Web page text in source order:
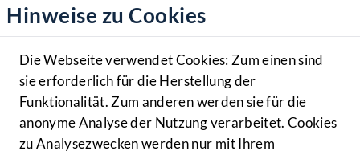
Hilfe
Benutzer
Navigationsmenü öffnen
MENÜ
Hinweise zu Cookies
Die Webseite verwendet Cookies: Zum einen sind
sie erforderlich für die Herstellung der
Funktionalität. Zum anderen werden sie für die
anonyme Analyse der Nutzung verarbeitet. Cookies
zu Analysezwecken werden nur mit Ihrem